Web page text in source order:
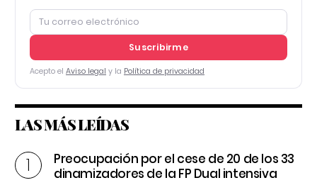
Suscribirme
Acepto el Aviso legal y la Política de privacidad
LAS MÁS LEÍDAS
Preocupación por el cese de 20 de los 33
dinamizadores de la FP Dual intensiva